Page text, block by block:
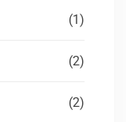
(1)
(2)
(2)